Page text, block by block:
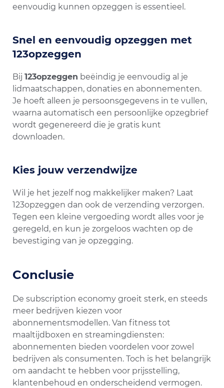
eenvoudig kunnen opzeggen is essentieel.
Snel en eenvoudig opzeggen met
123opzeggen
Bij 123opzeggen beëindig je eenvoudig al je
lidmaatschappen, donaties en abonnementen.
Je hoeft alleen je persoonsgegevens in te vullen,
waarna automatisch een persoonlijke opzegbrief
wordt gegenereerd die je gratis kunt
downloaden.
Kies jouw verzendwijze
Wil je het jezelf nog makkelijker maken? Laat
123opzeggen dan ook de verzending verzorgen.
Tegen een kleine vergoeding wordt alles voor je
geregeld, en kun je zorgeloos wachten op de
bevestiging van je opzegging.
Conclusie
De subscription economy groeit sterk, en steeds
meer bedrijven kiezen voor
abonnementsmodellen. Van fitness tot
maaltijdboxen en streamingdiensten:
abonnementen bieden voordelen voor zowel
bedrijven als consumenten. Toch is het belangrijk
om aandacht te hebben voor prijsstelling,
klantenbehoud en onderscheidend vermogen.